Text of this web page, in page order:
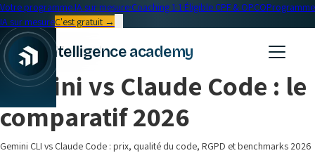
Votre programme IA sur mesure·Coaching 1:1·Éligible CPF & OPCOProgramme
IA sur mesureC'est gratuit →
intelligence academy
← Blog
Formation IA• 17 min read
Gemini vs Claude Code : le
comparatif 2026
Gemini CLI vs Claude Code : prix, qualité du code, RGPD et benchmarks 2026